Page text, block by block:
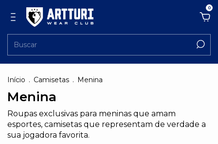
0
Início . Camisetas . Menina
Menina
Roupas exclusivas para meninas que amam
esportes, camisetas que representam de verdade a
sua jogadora favorita.